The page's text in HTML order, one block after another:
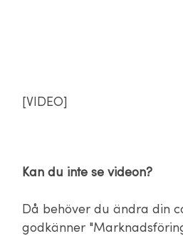
[VIDEO]
Kan du inte se videon?
Då behöver du ändra din
godkänner